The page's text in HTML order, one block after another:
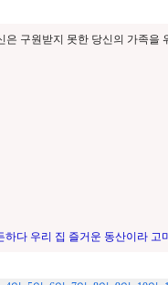
은 구원받지 못한 당신의 가족을
다 우리 집 즐거운 동산이라